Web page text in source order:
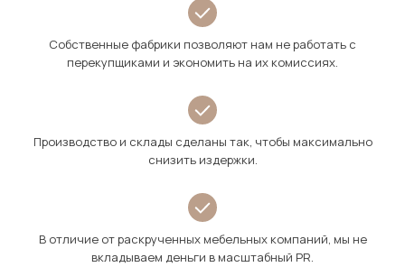
Собственные фабрики позволяют нам не работать с
перекупщиками и экономить на их комиссиях.
Производство и склады сделаны так, чтобы максимально
снизить издержки.
В отличие от раскрученных мебельных компаний, мы не
вкладываем деньги в масштабный PR.